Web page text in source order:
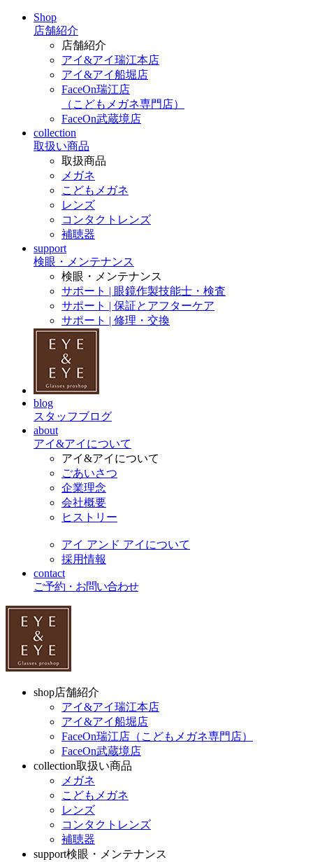
Shop
店舗紹介
店舗紹介
アイ&アイ瑞江本店
アイ&アイ船堀店
FaceOn瑞江店
（こどもメガネ専門店）
FaceOn武蔵境店
collection
取扱い商品
取扱商品
メガネ
こどもメガネ
レンズ
コンタクトレンズ
補聴器
support
検眼・メンテナンス
検眼・メンテナンス
サポート | 眼鏡作製技能士・検査
サポート | 保証とアフターケア
サポート | 修理・交換
blog
スタッフブログ
about
アイ&アイについて
アイ&アイについて
ごあいさつ
企業理念
会社概要
ヒストリー
アイ アンド アイについて
採用情報
contact
ご予約・お問い合わせ
shop店舗紹介
アイ&アイ瑞江本店
アイ&アイ船堀店
FaceOn瑞江店（こどもメガネ専門店）
FaceOn武蔵境店
collection取扱い商品
メガネ
こどもメガネ
レンズ
コンタクトレンズ
補聴器
support検眼・メンテナンス